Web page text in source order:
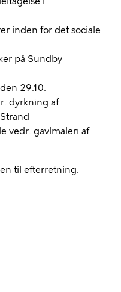
inden for det sociale
på Sundby
29.10.
dyrkning af
vedr. gavlmaleri af
til efterretning.